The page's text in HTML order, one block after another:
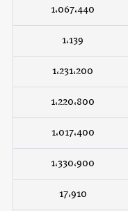
1,067,440
1,139
1,231,200
1,220,800
1,017,400
1,330,900
17,910